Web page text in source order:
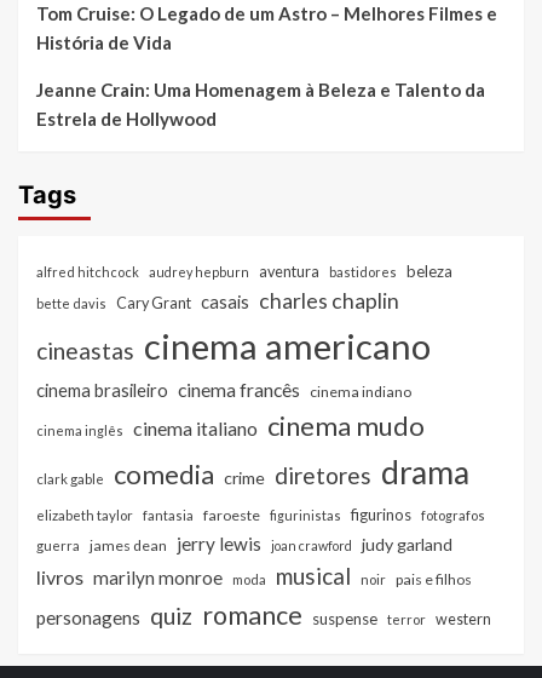
Tom Cruise: O Legado de um Astro – Melhores Filmes e
História de Vida
Jeanne Crain: Uma Homenagem à Beleza e Talento da
Estrela de Hollywood
Tags
alfred hitchcock audrey hepburn aventura bastidores beleza
bette davis Cary Grant casais charles chaplin
cineastas cinema americano
cinema brasileiro cinema francês cinema indiano
cinema inglês cinema italiano cinema mudo
clark gable comedia crime diretores drama
elizabeth taylor fantasia faroeste figurinistas figurinos
fotografos
guerra
james dean jerry lewis joan crawford judy garland
livros marilyn monroe moda musical noir pais e filhos
personagens quiz romance suspense terror western